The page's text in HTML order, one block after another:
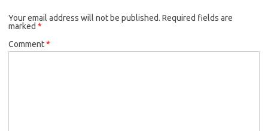
Your email address will not be published. Required fields are
marked *
Comment*